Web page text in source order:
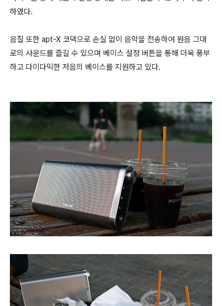
하였다.
음질 또한 apt-X 코덱으로 손실 없이 음악을 전송하여 원음 그대
로의 사운드를 즐길 수 있으며 베이스 설정 버튼을 통해 더욱 풍부
하고 다이다믹한 저음의 베이스를 지원하고 있다.